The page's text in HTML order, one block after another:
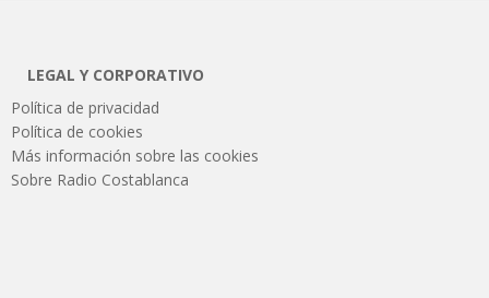
LEGAL Y CORPORATIVO
Política de privacidad
Política de cookies
Más información sobre las cookies
Sobre Radio Costablanca